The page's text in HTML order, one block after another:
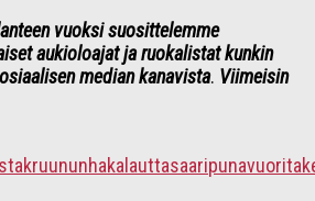
vuoksi suosittelemme
aukioloajat ja ruokalistat kunkin
median kanavista. Viimeisin
kruununhaka lauttasaaripunavuori